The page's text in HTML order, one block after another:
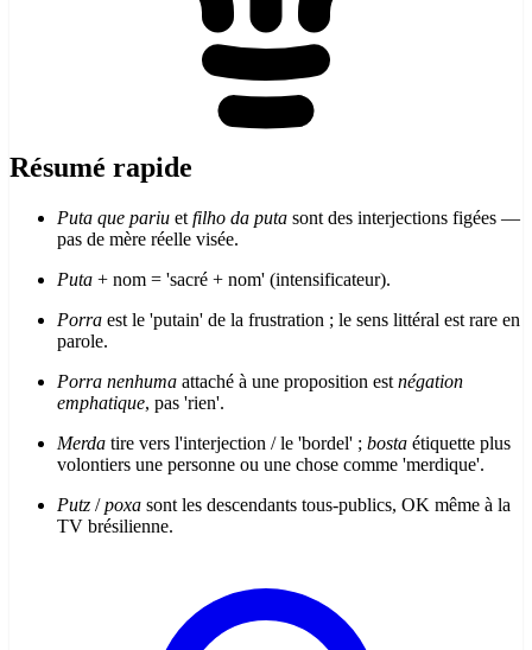
Résumé rapide
Puta que pariu et filho da puta sont des interjections figées —
pas de mère réelle visée.
Puta + nom = 'sacré + nom' (intensificateur).
Porra est le 'putain' de la frustration ; le sens littéral est rare en
parole.
Porra nenhuma attaché à une proposition est négation
emphatique, pas 'rien'.
Merda tire vers l'interjection / le 'bordel' ; bosta étiquette plus
volontiers une personne ou une chose comme 'merdique'.
Putz /poxa sont les descendants tous-publics, OK même à la
TV brésilienne.